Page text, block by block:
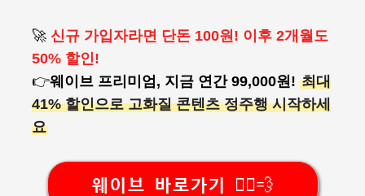
🚀 신규 가입자라면 단돈 100원! 이후 2개월도
50% 할인!
👉웨이브 프리미엄, 지금 연간 99,000원! 최대
41% 할인으로 고화질 콘텐츠 정주행 시작하세
요
웨이브 바로가기 🏃‍♂️💨